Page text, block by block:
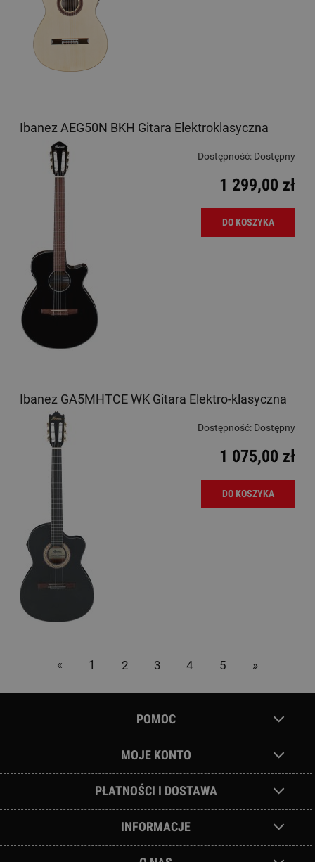
Ibanez AEG50N BKH Gitara Elektroklasyczna
Dostępność: Dostępny
1 299,00 zł
DO KOSZYKA
Ibanez GA5MHTCE WK Gitara Elektro-klasyczna
Dostępność: Dostępny
1 075,00 zł
DO KOSZYKA
« 1 2 3 4 5 »
POMOC
MOJE KONTO
PŁATNOŚCI I DOSTAWA
INFORMACJE